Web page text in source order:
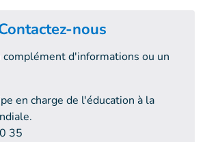
nous
complément d'informations ou un
en charge de l'éducation à la
35